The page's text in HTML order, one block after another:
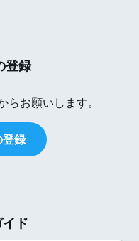
登録
らお願いします。
登録
ド